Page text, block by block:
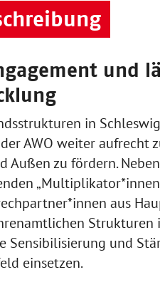
und
in
AWO weiter aufrecht
Außen zu fördern.
aus
Strukturen
Sensibilisierung und
einsetzen.